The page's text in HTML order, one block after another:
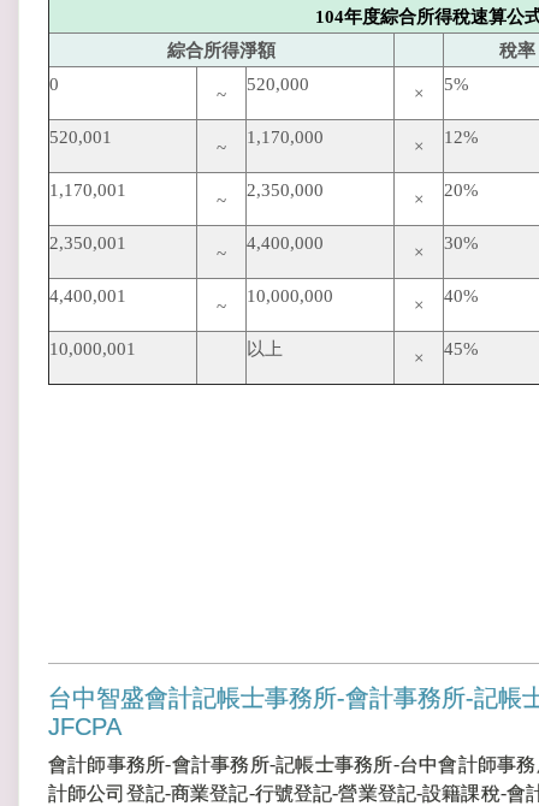
104年度綜合所得稅速算公
綜合所得淨額
稅率
0
~ 520,000 × 5%
520,001 ~ 1,170,000 × 12%
1,170,001 ~ 2,350,000 × 20%
2,350,001 ~ 4,400,000 × 30%
4,400,001 ~ 10,000,000 × 40%
10,000,001 以上 × 45%
台中智盛會計記帳士事務所-會計事務所-記帳
JFCPA
會計師事務所-會計事務所-記帳士事務所-台中會計師事
計師公司登記-商業登記-行號登記-營業登記-設籍課稅-